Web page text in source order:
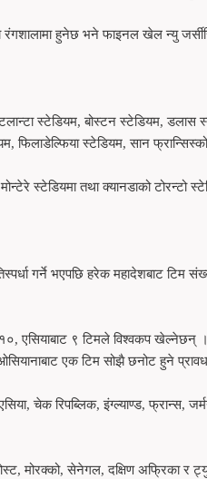
रंगशालामा हुनेछ भने फाइनल खेल न्यु
स्टेडियम, बोस्टन स्टेडियम, डलास
फिलाडेल्फिया स्टेडियम, सान
स्टेडियमा तथा क्यानडाको
गर्ने भएपछि हरेक महादेशबाट टिम
एसियाबाट ९ टिमले विश्वकप खेल्नेछन्
एक टिम सोझै छनोट हुने
चेक रिपब्लिक, इंग्ल्याण्ड, फ्रान्स,
मोरक्को, सेनेगल, दक्षिण अफ्रिका र